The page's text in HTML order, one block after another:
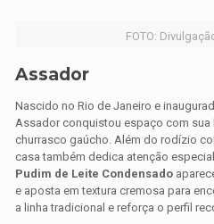
FOTO:
Assador
Nascido no Rio de Janeiro e
Assador conquistou espaço com
churrasco gaúcho. Além do rodízio
casa também dedica atenção
Pudim de Leite Condensado
e aposta em textura cremosa para
a linha tradicional e reforça o perfil